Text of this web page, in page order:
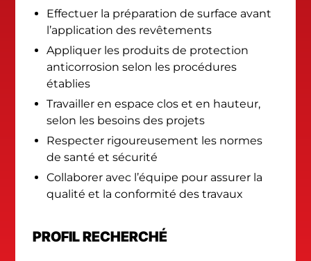
Effectuer la préparation de surface avant
l’application des revêtements
Appliquer les produits de protection
anticorrosion selon les procédures
établies
Travailler en espace clos et en hauteur,
selon les besoins des projets
Respecter rigoureusement les normes
de santé et sécurité
Collaborer avec l’équipe pour assurer la
qualité et la conformité des travaux
PROFIL RECHERCHÉ